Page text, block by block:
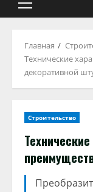
Главная
Технические
декоративной
Строительство